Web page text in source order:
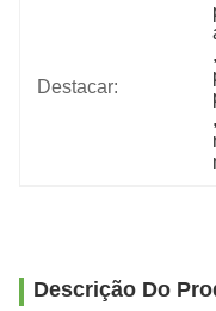
Destacar:
,
,
Descrição Do